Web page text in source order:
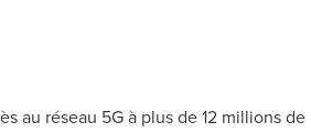
au réseau 5G à plus de 12 millions de